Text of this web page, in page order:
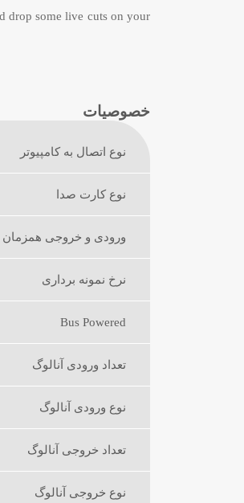
drop some live cuts on your
خصوصیات
نوع اتصال به کامپیوتر
نوع کارت صدا
ورودی و خروجی همزمان
نرخ نمونه برداری
Bus Powered
تعداد ورودی آنالوگ
نوع ورودی آنالوگ
تعداد خروجی آنالوگ
نوع خروجی آنالوگ